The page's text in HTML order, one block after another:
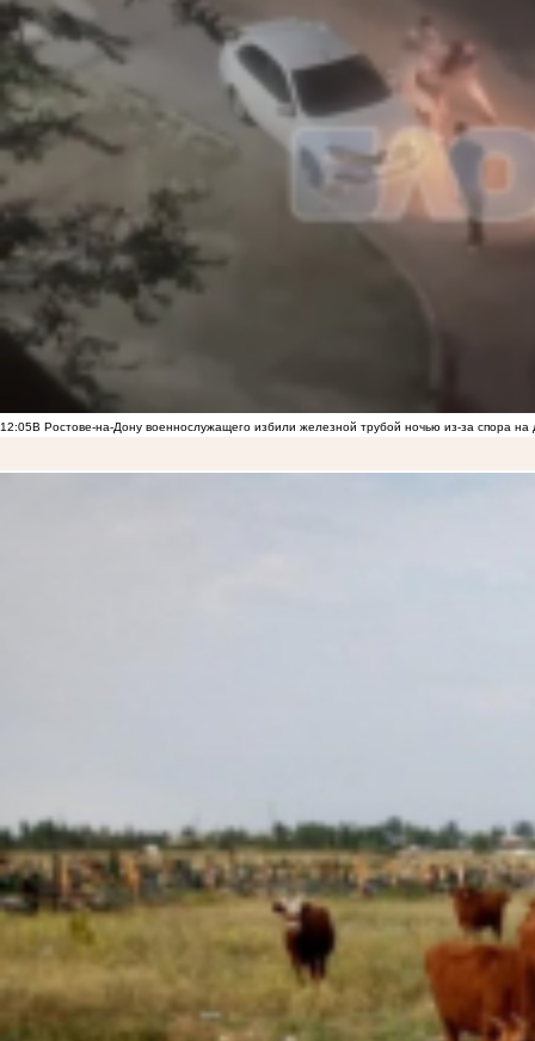
12:05В Ростове-на-Дону военнослужащего избили железной трубой ночью из-за спора на